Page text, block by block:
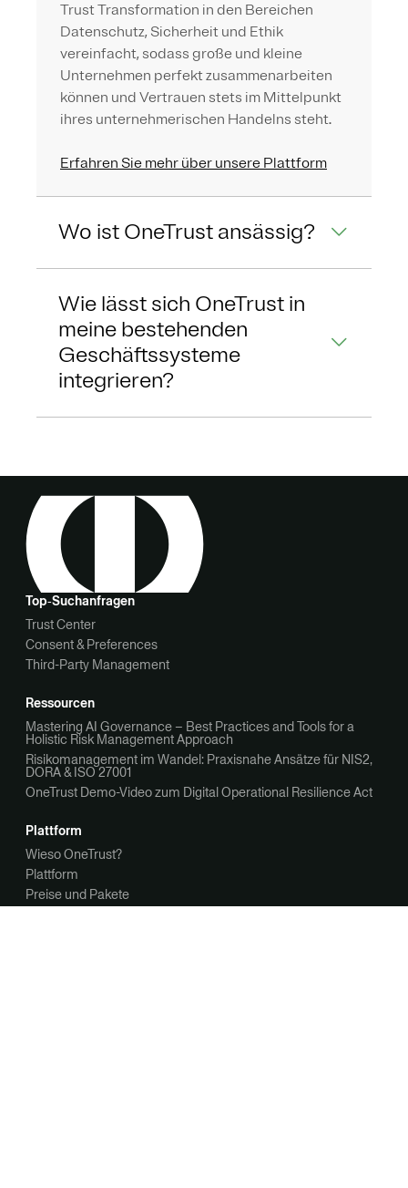
Trust Transformation in den Bereichen
Datenschutz, Sicherheit und Ethik
vereinfacht, sodass große und kleine
Unternehmen perfekt zusammenarbeiten
können und Vertrauen stets im Mittelpunkt
ihres unternehmerischen Handelns steht.
Erfahren Sie mehr über unsere Plattform
Wo ist OneTrust ansässig?
Wie lässt sich OneTrust in
meine bestehenden
Geschäftssysteme
integrieren?
Top‑Suchanfragen
Trust Center
Consent & Preferences
Third-Party Management
Ressourcen
Mastering AI Governance – Best Practices and Tools for a
Holistic Risk Management Approach
Risikomanagement im Wandel: Praxisnahe Ansätze für NIS2,
DORA & ISO 27001
OneTrust Demo-Video zum Digital Operational Resilience Act
Plattform
Wieso OneTrust?
Plattform
Preise und Pakete